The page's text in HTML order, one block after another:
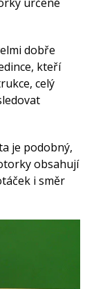
dobře
kteří
celý
je podobný,
obsahují
i směr